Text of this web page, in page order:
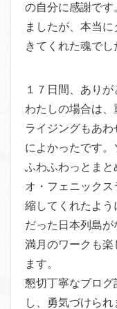
の自分に感謝です
ましたが、本当
きてくれた魂でし
１７日間、ありが
わたしの場合は
ライジングもあわ
によかったです。
ふわふわっとま
オ・フェニック
縮してくれた よう
だった日本列島が
満月のワークも
ます。
懇切丁寧なブログ
し、勇気づけられ